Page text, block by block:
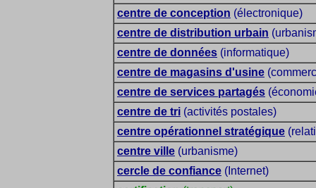
centre de conception (électronique)
centre de distribution urbain
centre de données (informatique)
centre de magasins d'usine
centre de services partagés
centre de tri (activités postales)
centre opérationnel stratégique
centre ville (urbanisme)
cercle de confiance (Internet)